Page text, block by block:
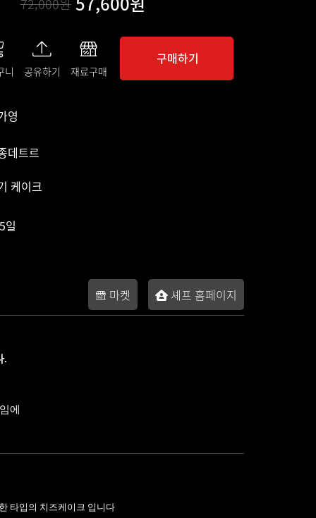
72,000원
니 공유하기 재료구매
구매하기
영
데트르
케이크
일
마켓 셰프 홈페이지
.
에
타입의 치즈케이크 입니다